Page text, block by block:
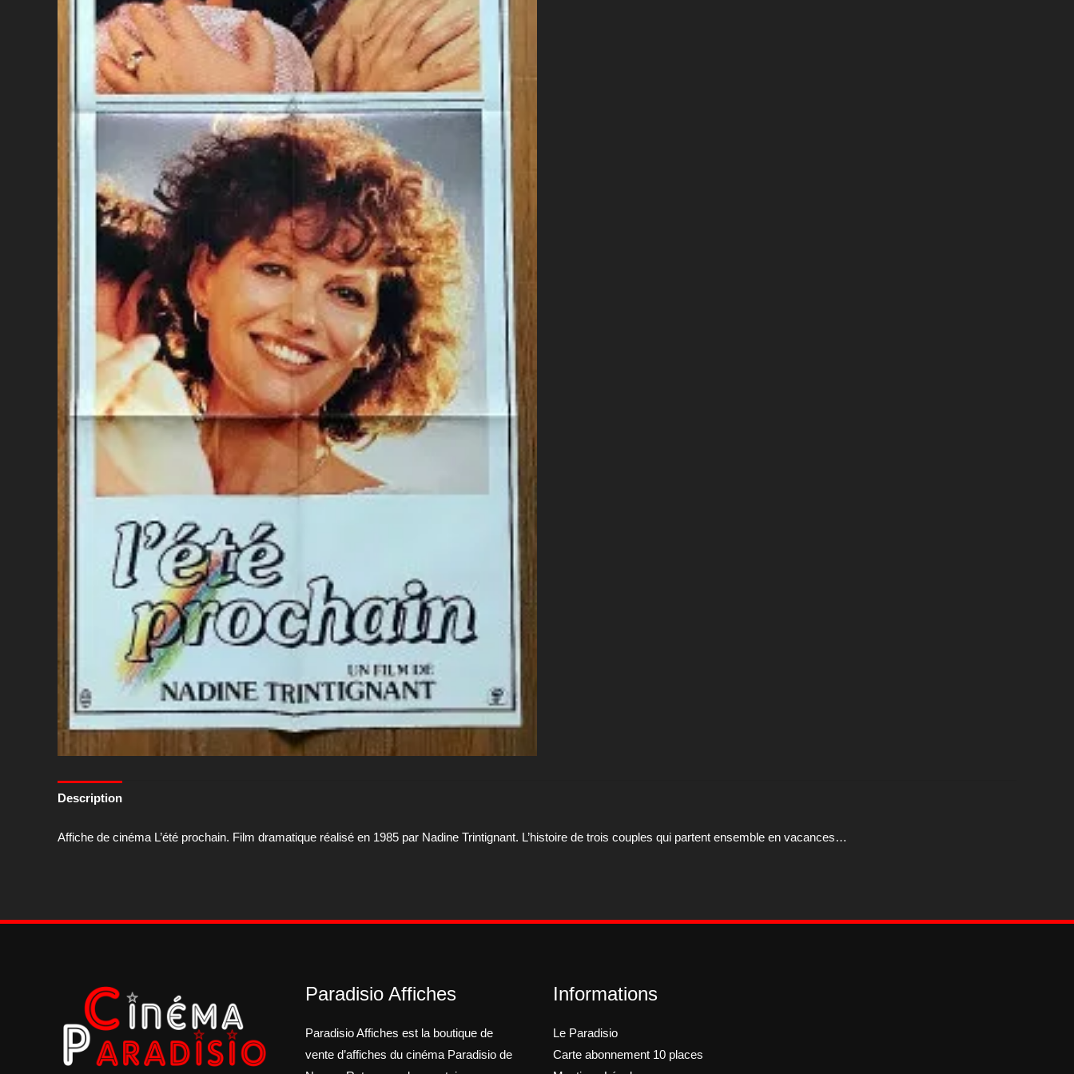
Description
Affiche de cinéma L’été prochain. Film dramatique réalisé en 1985 par Nadine Trintignant. L’histoire de trois couples qui partent ensemble en vacances…
Paradisio Affiches
Paradisio Affiches est la boutique de
vente d’affiches du cinéma Paradisio de
Informations
Le Paradisio
Carte abonnement 10 places